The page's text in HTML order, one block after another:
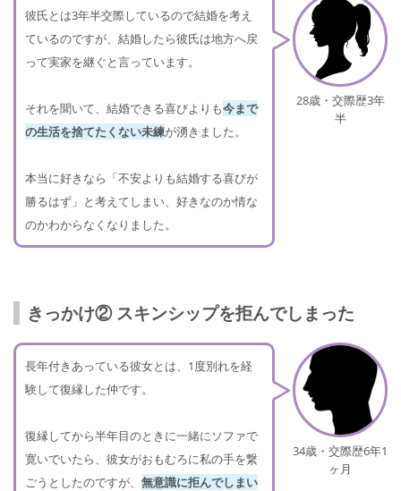
28歳・交際歴3年
半
彼氏とは3年半交際しているので結婚を考え
ているのですが、結婚したら彼氏は地方へ戻
って実家を継ぐと言っています。
それを聞いて、結婚できる喜びよりも今まで
の生活を捨てたくない未練が湧きました。
本当に好きなら「不安よりも結婚する喜びが
勝るはず」と考えてしまい、好きなのか情な
のかわからなくなりました。
きっかけ② スキンシップを拒んでしまった
34歳・交際歴6年1
ヶ月
長年付きあっている彼女とは、1度別れを経
験して復縁した仲です。
復縁してから半年目のときに一緒にソファで
寛いでいたら、彼女がおもむろに私の手を繋
ごうとしたのですが、 無意識に拒んでしまい